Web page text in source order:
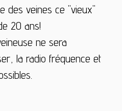
des veines ce "vieux"
20 ans!
ne sera
la radio fréquence et